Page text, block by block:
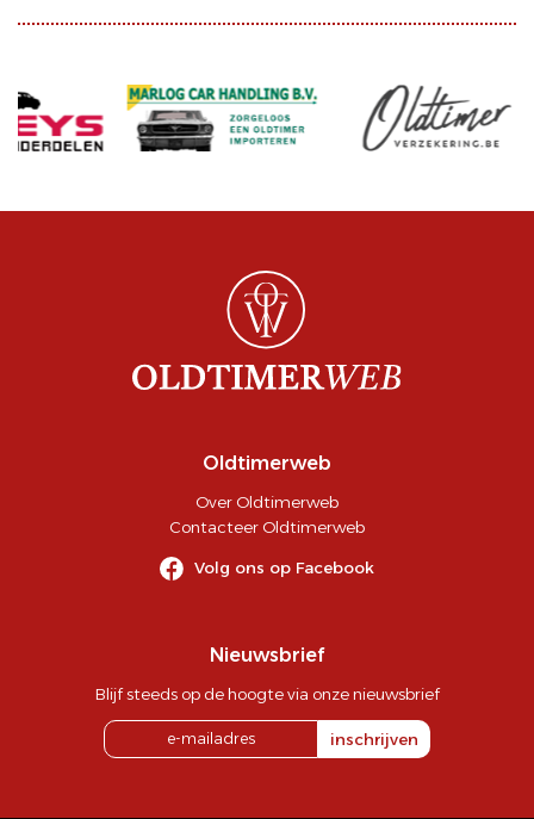
Oldtimerweb
Over Oldtimerweb
Contacteer Oldtimerweb
Volg ons op Facebook
Nieuwsbrief
Blijf steeds op de hoogte via onze nieuwsbrief
inschrijven